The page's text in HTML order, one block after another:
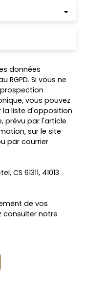
données
RGPD. Si vous ne
vous pouvez
la liste d'opposition
prévu par l'article
sur le site
par courrier
CS 61311, 41013
de vos
consulter notre